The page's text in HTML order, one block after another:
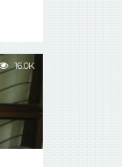
16.0K